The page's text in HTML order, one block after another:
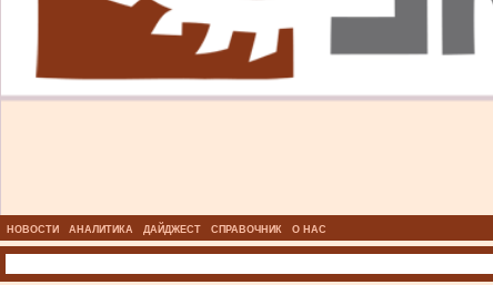
НОВОСТИ АНАЛИТИКА ДАЙДЖЕСТ СПРАВОЧНИК О НАС